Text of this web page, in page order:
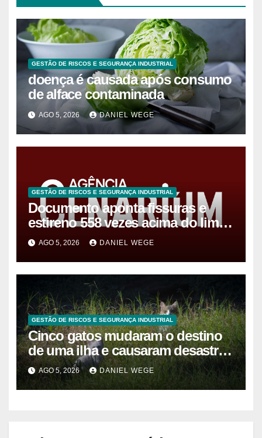
GESTÃO DE RISCOS E SEGURANÇA INDUSTRIAL
doença é causada após consumo
de alface contaminada
AGO 5, 2026 DANIEL WEGE
GESTÃO DE RISCOS E SEGURANÇA INDUSTRIAL
Documento aponta fissuras e
estireno 558 vezes acima do limite
após vazamento em Manaus
AGO 5, 2026 DANIEL WEGE
GESTÃO DE RISCOS E SEGURANÇA INDUSTRIAL
Cinco gatos mudaram o destino
de uma ilha e causaram desastre
ambiental de R$ 127 milhões
AGO 5, 2026 DANIEL WEGE